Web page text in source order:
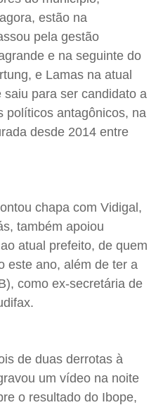
estão na
pela gestão
e na seguinte do
e Lamas na atual
para ser candidato a
políticos antagônicos, na
desde 2014 entre
chapa com Vidigal,
também apoiou
atual prefeito, de quem
este ano, além de ter a
como ex-secretária de
de duas derrotas à
um vídeo na noite
o resultado do Ibope,